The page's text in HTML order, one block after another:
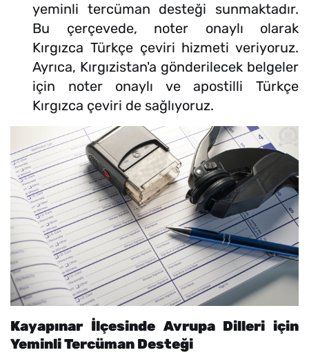
yeminli tercüman desteği sunmaktadır.
Bu çerçevede, noter onaylı olarak
Kırgızca Türkçe çeviri hizmeti veriyoruz.
Ayrıca, Kırgızistan'a gönderilecek belgeler
için noter onaylı ve apostilli Türkçe
Kırgızca çeviri de sağlıyoruz.
Kayapınar İlçesinde Avrupa Dilleri için
Yeminli Tercüman Desteği